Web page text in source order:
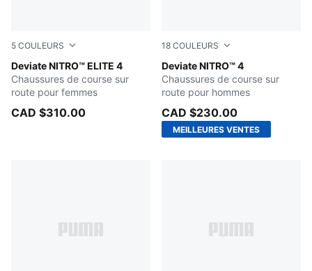
5 COULEURS
Deviate NITRO™ ELITE 4
Ultra Red-Inky Depths-PUMA White
Chaussures de course sur
route pour femmes
CAD $310.00
18 COULEURS
Deviate NITRO™ 4
Espresso Brown-Russet
Chaussures de course sur
route pour hommes
CAD $230.00
MEILLEURES VENTES